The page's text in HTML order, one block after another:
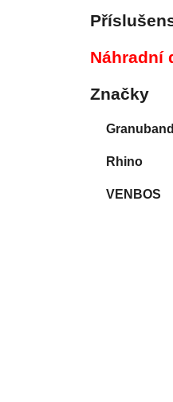
Náhradní
Značky
Granuband
Rhino
VENBOS